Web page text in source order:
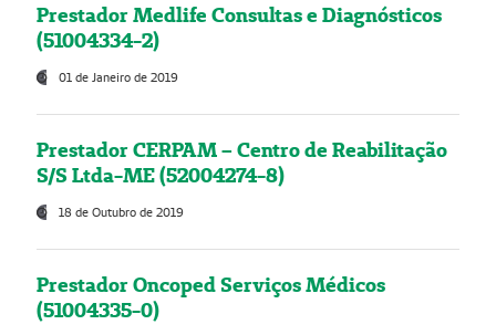
Prestador Medlife Consultas e Diagnósticos
(51004334-2)
01 de Janeiro de 2019
Prestador CERPAM – Centro de Reabilitação
S/S Ltda-ME (52004274-8)
18 de Outubro de 2019
Prestador Oncoped Serviços Médicos
(51004335-0)